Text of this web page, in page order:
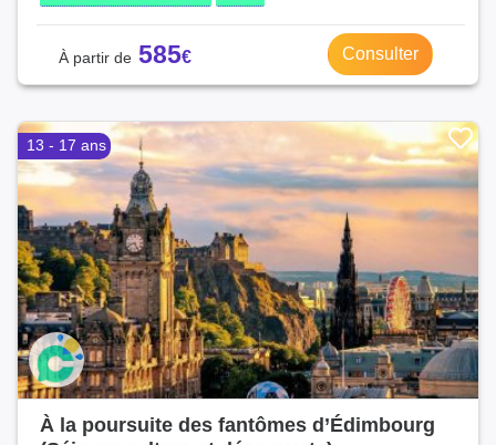
585 Consulter
13 - 17 ans
À la poursuite des fantômes d’Édimbourg